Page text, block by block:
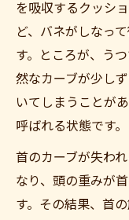
を吸収するクッシ
ど、バネがしなっ
す。ところが、う
然なカーブが少し
いてしまうことが
呼ばれる状態です。
首のカーブが失わ
なり、頭の重みが
す。その結果、首